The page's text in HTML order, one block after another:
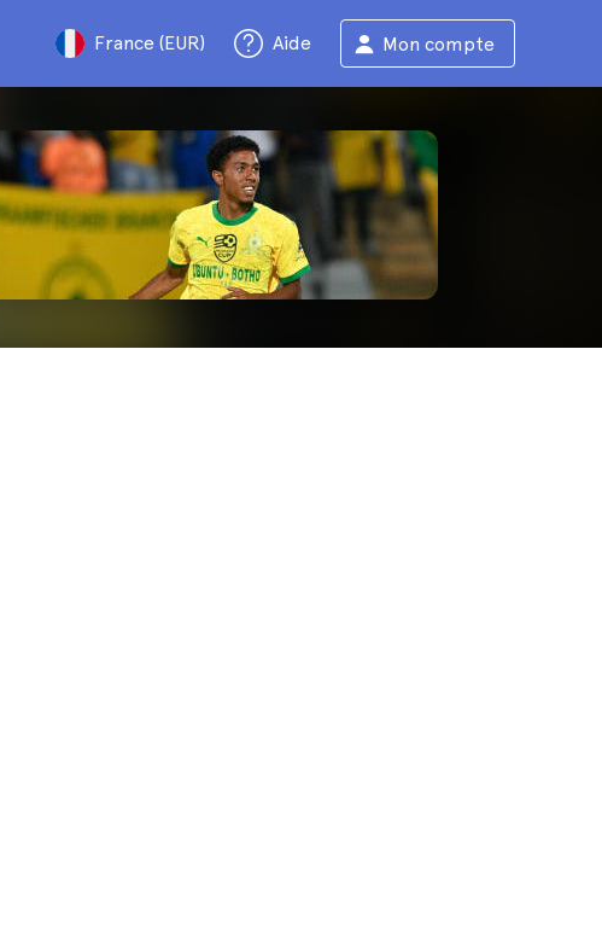
France (EUR) Aide Mon compte